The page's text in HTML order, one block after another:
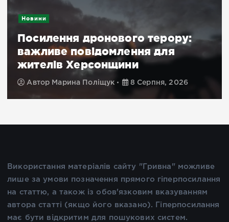
Новини
Посилення дронового терору:
важливе повідомлення для
жителів Херсонщини
Автор Марина Поліщук 8 Серпня, 2026
Використання матеріалів сайту "Гривна" можливе
лише за умови позначення прямого гіперпосилання
на статтю, а також із обов'язковим вказуванням
автора статті (якщо його вказано). Гіперпосилання
має бути відкритим для пошукових систем.